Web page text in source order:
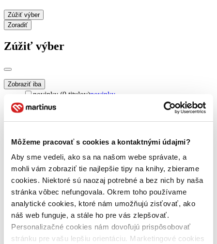
Môžeme pracovať s cookies a kontaktnými údajmi?
Aby sme vedeli, ako sa na našom webe správate, a
mohli vám zobraziť tie najlepšie tipy na knihy, zbierame
cookies. Niektoré sú naozaj potrebné a bez nich by naša
stránka vôbec nefungovala. Okrem toho používame
analytické cookies, ktoré nám umožňujú zisťovať, ako
náš web funguje, a stále ho pre vás zlepšovať.
Personalizačné cookies nám dovoľujú prispôsobovať
stránku pre vašu lepšiu orientáciu. Marketingové cookies
Zúžiť výber
Zoradiť
Zúžiť výber
Zobraziť iba
novinky (0 titulov)novinky
zľavnené tituly (0 titulov)
Dostupnosť
predpredaj (0 titulov)predpredaj
dostupná (bez vypredaných) (0 titulov)dostupná (bez
vypredaných)
nová (0 titulov)nová
čítaná (0 titulov)čítaná
čítaná - výborný stav (0 titulov)čítaná - výborný stav
čítaná - mierne opotrebovaná (0 titulov)čítaná - mierne
opotrebovaná